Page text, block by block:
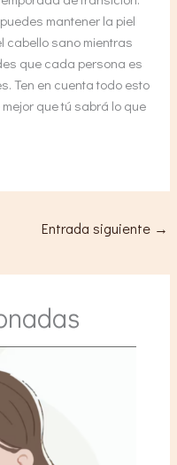
mantener la piel
cabello sano mientras
que cada persona es
Ten en cuenta todo esto
que tú sabrá lo que
Entrada siguiente →